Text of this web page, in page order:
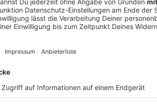
zu geben und den
Holetschek. Im Baurecht
um Dinge zu beschleunigen. Und auch
geben.